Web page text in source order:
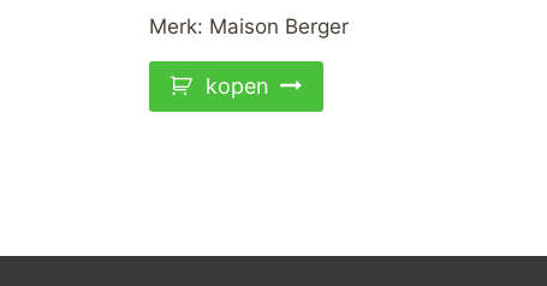
Merk: Maison Berger
kopen